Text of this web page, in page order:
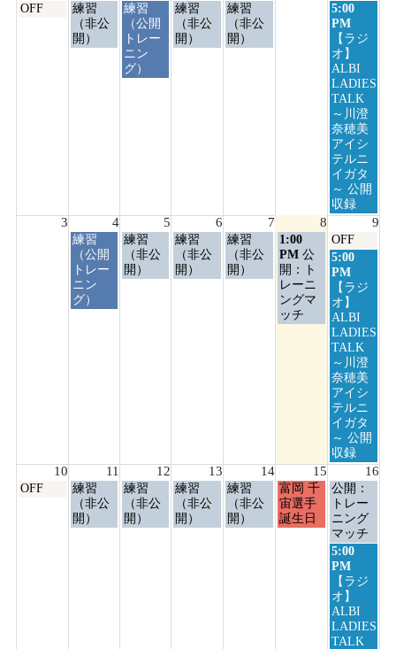
月
OFF
火
曜
日,
練習
（非公
開）
水
曜
日,
7
月
練習
（公開
トレー
ニン
グ）
木
曜
日,
練習
（非公
開）
金
曜
日,
練習
（非公
開）
日
曜
日,
8
月
2nd
2026
5:00
PM
【ラジ
オ】
ALBI
LADIES
TALK
～川澄
奈穂美
アイシ
テルニ
イガタ
～ 公開
収録
3 4 5 6 7 8 9
火
曜
日,
8
月
練習
（公開
トレー
ニン
グ）
水
曜
日,
練習
（非公
開）
木
曜
日,
練習
（非公
開）
金
曜
日,
練習
（非公
開）
土
曜
日,
8
月
8th
1:00
PM 公
開：ト
レーニ
ングマ
ッチ
日
曜
日,
月
9th
2026
OFF
日
曜
日,
8
月
9th
2026
5:00
PM
【ラジ
オ】
ALBI
LADIES
TALK
～川澄
奈穂美
アイシ
テルニ
イガタ
～ 公開
収録
10 11 12 13 14 15 16
月
OFF
火
曜
日,
練習
（非公
開）
水
曜
日,
練習
（非公
開）
木
曜
日,
練習
（非公
開）
金
曜
日,
練習
（非公
開）
土
曜
日,
富岡 千
宙選手
誕生日
日
曜
日,
8
月
16th
2026
公開：
トレー
ニング
マッチ
日
曜
日,
8
月
16th
2026
5:00
PM
【ラジ
オ】
ALBI
LADIES
TALK